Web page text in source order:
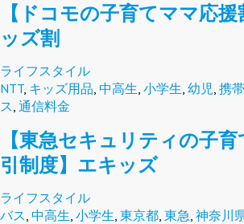
【ドコモの子育てママ応
ッズ割
ライフスタイル
NTT, キッズ用品, 中高生, 小学生, 幼児, 携
ス, 通信料金
【東急セキュリティの子
引制度】エキッズ
ライフスタイル
バス, 中高生, 小学生, 東京都, 東急, 神奈川